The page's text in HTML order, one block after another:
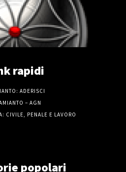
rapidi
ADERISCI
– AGN
CIVILE, PENALE E LAVORO
popolari